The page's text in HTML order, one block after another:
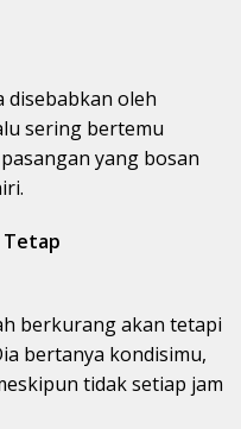
disebabkan oleh
sering bertemu
yang bosan
Tetap
berkurang akan tetapi
bertanya kondisimu,
tidak setiap jam